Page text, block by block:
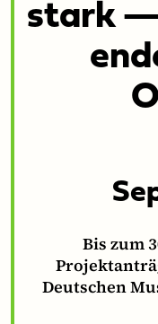
stark
Bis zum
Deutschen